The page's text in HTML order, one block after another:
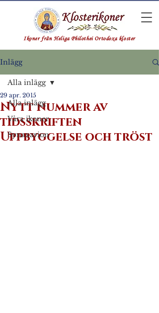
Ikoner från Heliga Philothei Ortodoxa kloster
Inlägg
Alla inlägg
Våra ikoner
Synaxarion
Alla inlägg
Nytt nummer av
tidsskriften
Uppbyggelse och tröst
29 apr. 2015